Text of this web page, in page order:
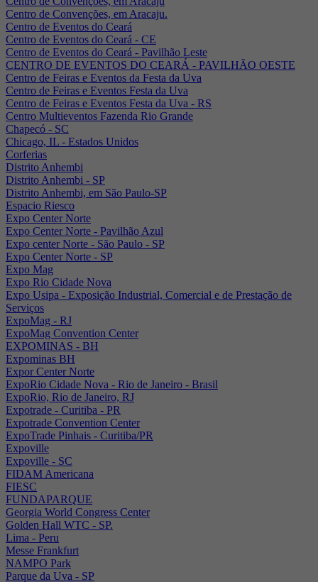
Centro de Convenções, em Aracaju.
Centro de Eventos do Ceará
Centro de Eventos do Ceará - CE
Centro de Eventos do Ceará - Pavilhão Leste
CENTRO DE EVENTOS DO CEARÁ - PAVILHÃO OESTE
Centro de Feiras e Eventos da Festa da Uva
Centro de Feiras e Eventos Festa da Uva
Centro de Feiras e Eventos Festa da Uva - RS
Centro Multieventos Fazenda Rio Grande
Chapecó - SC
Chicago, IL - Estados Unidos
Corferias
Distrito Anhembi
Distrito Anhembi - SP
Distrito Anhembi, em São Paulo-SP
Espacio Riesco
Expo Center Norte
Expo Center Norte - Pavilhão Azul
Expo center Norte - São Paulo - SP
Expo Center Norte - SP
Expo Mag
Expo Rio Cidade Nova
Expo Usipa - Exposição Industrial, Comercial e de Prestação de
Serviços
ExpoMag - RJ
ExpoMag Convention Center
EXPOMINAS - BH
Expominas BH
Expor Center Norte
ExpoRio Cidade Nova - Rio de Janeiro - Brasil
ExpoRio, Rio de Janeiro, RJ
Expotrade - Curitiba - PR
Expotrade Convention Center
ExpoTrade Pinhais - Curitiba/PR
Expoville
Expoville - SC
FIDAM Americana
FIESC
FUNDAPARQUE
Georgia World Congress Center
Golden Hall WTC - SP.
Lima - Peru
Messe Frankfurt
NAMPO Park
Parque da Uva - SP